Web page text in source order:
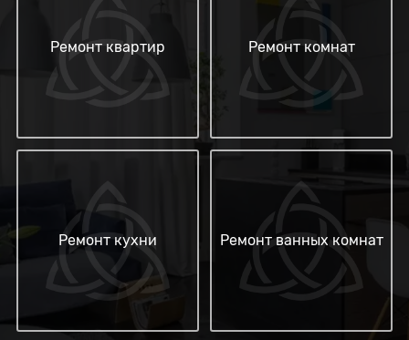
Ремонт квартир Ремонт комнат
Ремонт кухни Ремонт ванных комнат